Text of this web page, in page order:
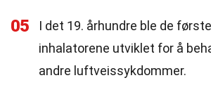
05
I det 19. århundre ble de
inhalatorene utviklet for å
andre luftveissykdommer.